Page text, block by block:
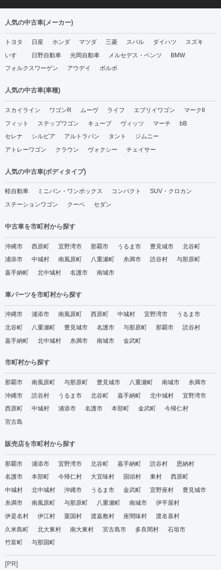
人気の中古車(メーカー)
トヨタ 日産 ホンダ マツダ 三菱 スバル ダイハツ
スズキ
いすゞ
日野自動車 光岡自動車 メルセデス・ベンツ
BMW
フォルクスワーゲン
アウデイ ボルボ
人気の中古車(車種)
スカイライン ワゴンR ムーヴ ライフ エブリイワゴン
マークII
フィット
ステップワゴン キューブ ヴィッツ マーチ
bB
セレナ
シルビア アルトラパン タント
ジムニー
アトレーワゴン
クラウン ヴォクシー チェイサー
人気の中古車(ボディタイプ)
軽自動車 ミニバン・ワンボックス コンパクト
SUV・クロカン
ステーションワゴン
クーペ セダン
中古車を市町村から探す
沖縄市 西原町 宜野湾市 那覇市 うるま市 豊見城市
北谷町
浦添市
中城村 南風原町 八重瀬町 糸満市 読谷村
与那原町
嘉手納町
北中城村 名護市 南城市
車パーツを市町村から探す
沖縄市 浦添市 南風原町 西原町 中城村 宜野湾市
うるま市
北谷町
八重瀬町 豊見城市 名護市 与那原町 那覇市
読谷村
嘉手納町
北中城村 糸満市 南城市 金武町
市町村から探す
那覇市 南風原町 与那原町 豊見城市 八重瀬町 南城市
糸満市
沖縄市
読谷村 うるま市 北谷町 嘉手納町 北中城村
宜野湾市
西原町
中城村 浦添市 名護市 本部町 金武町
今帰仁村
宮古島
販売店を市町村から探す
那覇市 浦添市 宜野湾市 北谷町 嘉手納町 読谷村
恩納村
名護市
本部町 今帰仁村 大宜味村 国頭村 東村
西原町
中城村
北中城村 沖縄市 うるま市 金武町 宜野座村
豊見城市
糸満市
南風原町 与那原町 八重瀬町 南城市
伊平屋村
伊是名村
伊江村 粟国村 渡嘉敷村 座間味村
渡名喜村
久米島町
北大東村 南大東村 宮古島市 多良間村
石垣市
竹富町
与那国町
[PR]